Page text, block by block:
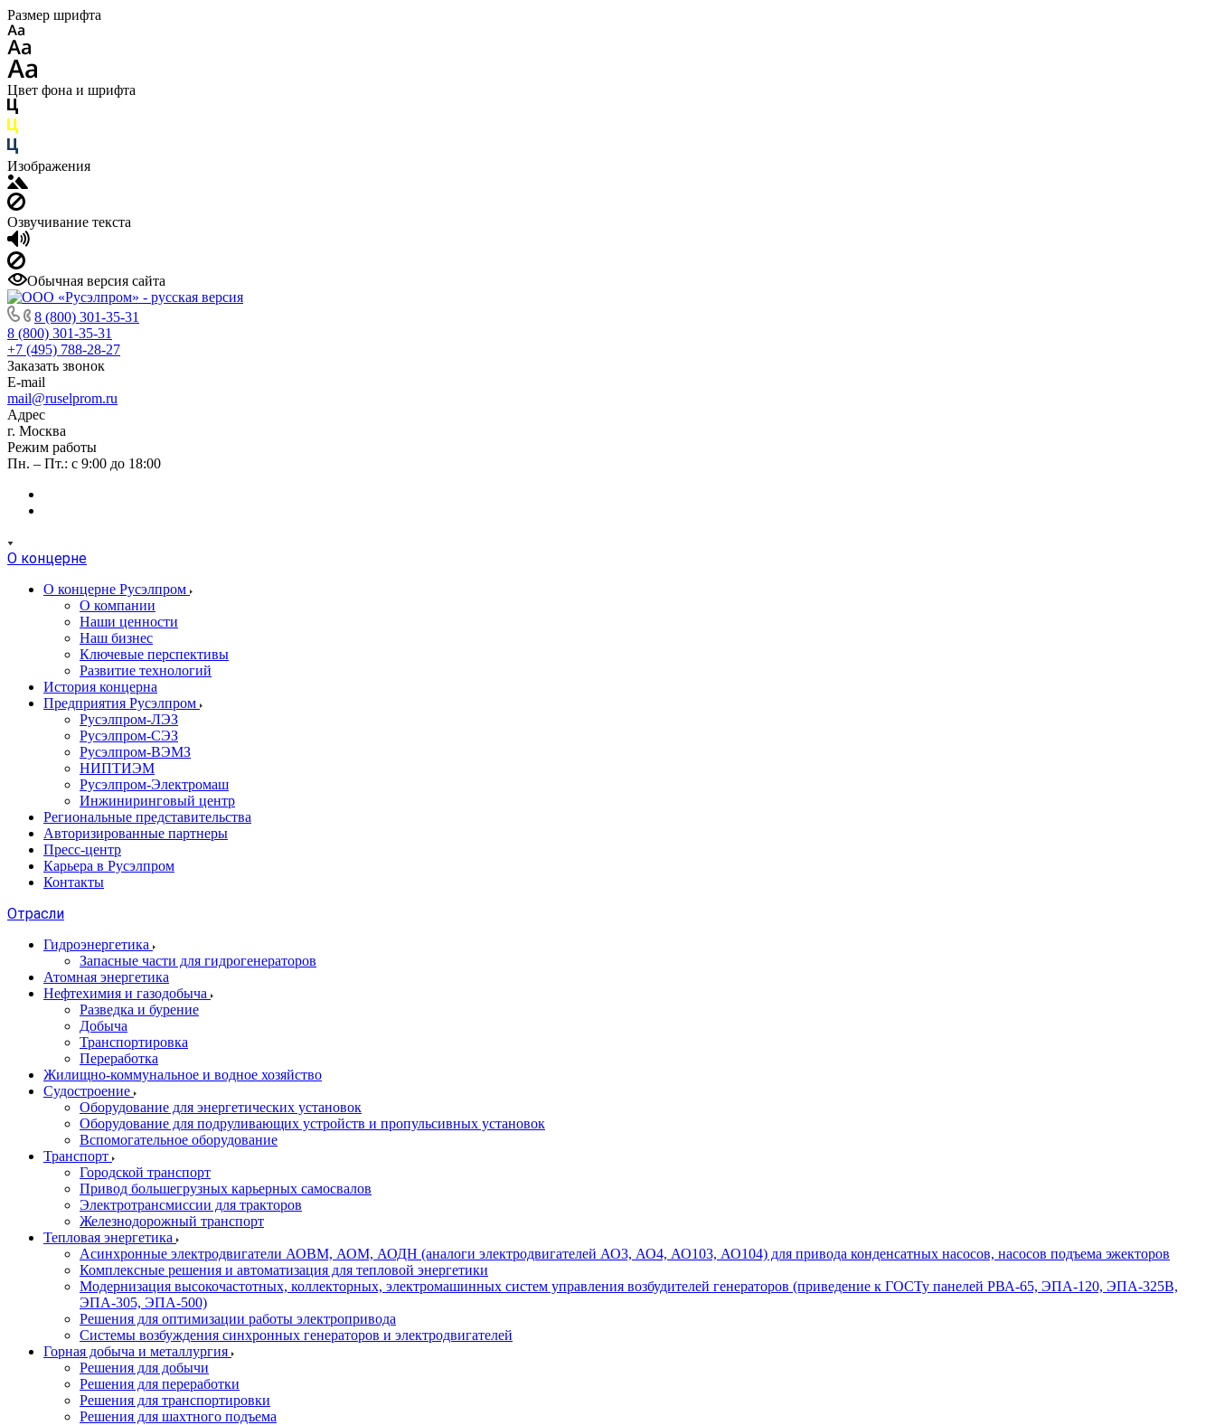
Размер шрифта
Цвет фона и шрифта
Изображения
Озвучивание текста
Обычная версия сайта
8 (800) 301-35-31
8 (800) 301-35-31
+7 (495) 788-28-27
Заказать звонок
E-mail
mail@ruselprom.ru
Адрес
г. Москва
Режим работы
Пн. – Пт.: с 9:00 до 18:00
О концерне
О концерне Русэлпром
О компании
Наши ценности
Наш бизнес
Ключевые перспективы
Развитие технологий
История концерна
Предприятия Русэлпром
Русэлпром-ЛЭЗ
Русэлпром-СЭЗ
Русэлпром-ВЭМЗ
НИПТИЭМ
Русэлпром-Электромаш
Инжиниринговый центр
Региональные представительства
Авторизированные партнеры
Пресс-центр
Карьера в Русэлпром
Контакты
Отрасли
Гидроэнергетика
Запасные части для гидрогенераторов
Атомная энергетика
Нефтехимия и газодобыча
Разведка и бурение
Добыча
Транспортировка
Переработка
Жилищно-коммунальное и водное хозяйство
Судостроение
Оборудование для энергетических установок
Оборудование для подруливающих устройств и пропульсивных установок
Вспомогательное оборудование
Транспорт
Городской транспорт
Привод большегрузных карьерных самосвалов
Электротрансмиссии для тракторов
Железнодорожный транспорт
Тепловая энергетика
Асинхронные электродвигатели АОВМ, АОМ, АОДН (аналоги электродвигателей АО3, АО4, АО103, АО104) для привода конденсатных насосов, насосов подъема эжекторов
Комплексные решения и автоматизация для тепловой энергетики
Модернизация высокочастотных, коллекторных, электромашинных систем управления возбудителей генераторов (приведение к ГОСТу панелей РВА-65, ЭПА-120, ЭПА-325В,
ЭПА-305, ЭПА-500)
Решения для оптимизации работы электропривода
Системы возбуждения синхронных генераторов и электродвигателей
Горная добыча и металлургия
Решения для добычи
Решения для переработки
Решения для транспортировки
Решения для шахтного подъема